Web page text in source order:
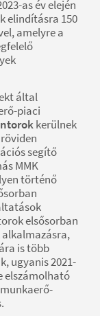
as év elején
elindításra 150
amelyre a
által
piaci
kerülnek
segítő
MMK
történő
elsősorban
is több
ugyanis 2021-
elszámolható